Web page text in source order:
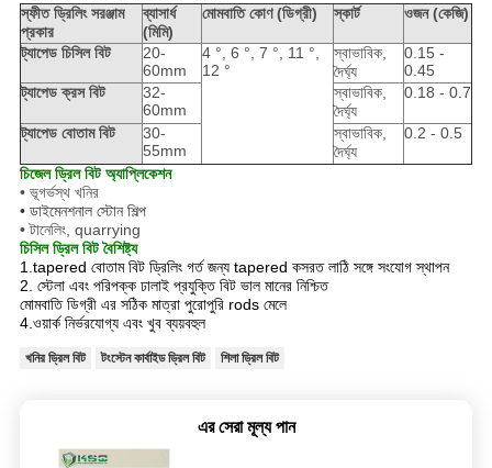
স্ফীত ড্রিলিং সরঞ্জাম
প্রকার
ব্যাসার্ধ
(মিমি)
মোমবাতি কোণ (ডিগ্রী) স্কার্ট ওজন (কেজি)
ট্যাপেড চিসিল বিট
20-
60mm
4 °, 6 °, 7 °, 11 °,
12 °
স্বাভাবিক,
দৈর্ঘ্য
0.15 -
0.45
ট্যাপেড ক্রস বিট
32-
60mm
স্বাভাবিক,
দৈর্ঘ্য
0.18 - 0.7
ট্যাপেড বোতাম বিট
30-
55mm
স্বাভাবিক,
দৈর্ঘ্য
0.2 - 0.5
চিজেল ড্রিল বিট অ্যাপ্লিকেশন
• ভূগর্ভস্থ খনির
•ডাইমেনশনাল স্টোন শিল্প
• টানেলিং, quarrying
চিসিল ড্রিল বিট বৈশিষ্ট্য
1.tapered বোতাম বিট ড্রিলিং গর্ত জন্য tapered কসরত লাঠি সঙ্গে সংযোগ স্থাপন
2. স্টেলা এবং পরিপক্ক ঢালাই প্রযুক্তি বিট ভাল মানের নিশ্চিত
মোমবাতি ডিগ্রী এর সঠিক মাত্রা পুরোপুরি rods মেলে
4.ওয়ার্ক নির্ভরযোগ্য এবং খুব ব্যয়বহুল
খনির ড্রিল বিট টংস্টেন কার্বাইড ড্রিল বিট শিলা ড্রিল বিট
এর সেরা মূল্য পান